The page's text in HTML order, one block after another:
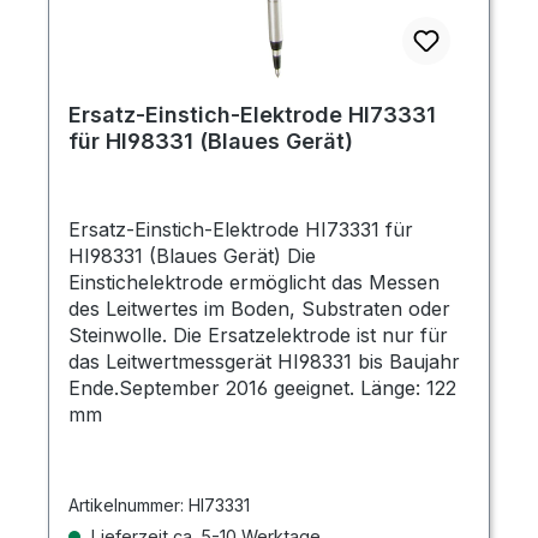
Ersatz-Einstich-Elektrode HI73331
für HI98331 (Blaues Gerät)
Ersatz-Einstich-Elektrode HI73331 für
HI98331 (Blaues Gerät) Die
Einstichelektrode ermöglicht das Messen
des Leitwertes im Boden, Substraten oder
Steinwolle. Die Ersatzelektrode ist nur für
das Leitwertmessgerät HI98331 bis Baujahr
Ende.September 2016 geeignet. Länge: 122
mm
Artikelnummer: HI73331